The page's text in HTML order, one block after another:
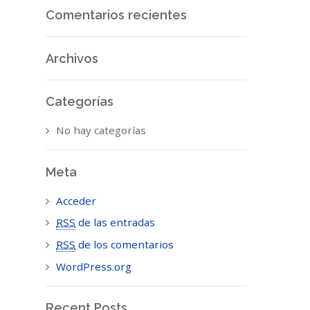
Comentarios recientes
Archivos
Categorías
No hay categorías
Meta
Acceder
RSS de las entradas
RSS de los comentarios
WordPress.org